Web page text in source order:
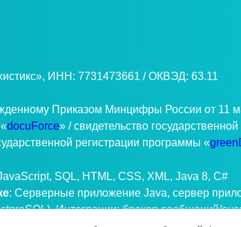
ИНН: 7731473661 / ОКВЭД: 63.11
Приказом Минцифры России от 11
docuForce» / свидетельство
регистрации программы «
SQL, HTML, CSS, XML, Java 8, C#
: Серверные приложение Java, сервер
Интеграции: брокер сообщений/